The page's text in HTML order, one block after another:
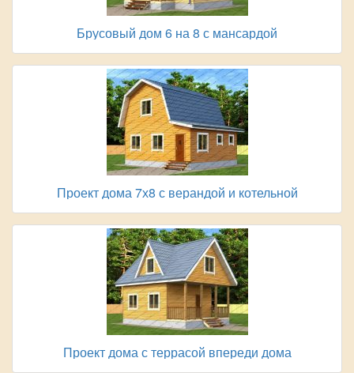
Брусовый дом 6 на 8 с мансардой
Проект дома 7х8 с верандой и котельной
Проект дома с террасой впереди дома